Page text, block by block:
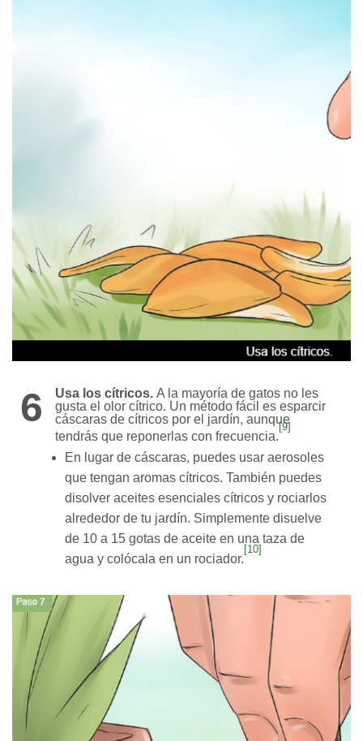
6 Usa los cítricos. A la mayoría de gatos no les
gusta el olor cítrico. Un método fácil es esparcir
cáscaras de cítricos por el jardín, aunque
tendrás que reponerlas con frecuencia.
[9]
En lugar de cáscaras, puedes usar aerosoles
que tengan aromas cítricos. También puedes
disolver aceites esenciales cítricos y rociarlos
alrededor de tu jardín. Simplemente disuelve
de 10 a 15 gotas de aceite en una taza de
agua y colócala en un rociador.
[10]